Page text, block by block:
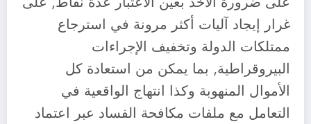
غرار إيجاد آليات أكثر مرونة في استرجاع
ممتلكات الدولة وتخفيف الإجراءات
البيروقراطية, بما يمكن من استعادة كل
الأموال المنهوبة وكذا انتهاج الواقعية في
التعامل مع ملفات مكافحة الفساد عبر اعتماد